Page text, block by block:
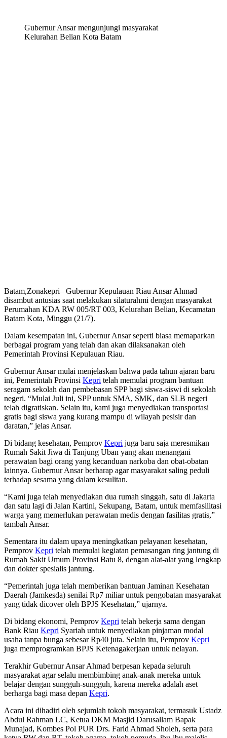
Gubernur Ansar mengunjungi masyarakat
Kelurahan Belian Kota Batam
Batam,Zonakepri– Gubernur Kepulauan Riau Ansar Ahmad
disambut antusias saat melakukan silaturahmi dengan masyarakat
Perumahan KDA RW 005/RT 003, Kelurahan Belian, Kecamatan
Batam Kota, Minggu (21/7).
Dalam kesempatan ini, Gubernur Ansar seperti biasa memaparkan
berbagai program yang telah dan akan dilaksanakan oleh
Pemerintah Provinsi Kepulauan Riau.
Gubernur Ansar mulai menjelaskan bahwa pada tahun ajaran baru
ini, Pemerintah Provinsi Kepri telah memulai program bantuan
seragam sekolah dan pembebasan SPP bagi siswa-siswi di sekolah
negeri. “Mulai Juli ini, SPP untuk SMA, SMK, dan SLB negeri
telah digratiskan. Selain itu, kami juga menyediakan transportasi
gratis bagi siswa yang kurang mampu di wilayah pesisir dan
daratan,” jelas Ansar.
Di bidang kesehatan, Pemprov Kepri juga baru saja meresmikan
Rumah Sakit Jiwa di Tanjung Uban yang akan menangani
perawatan bagi orang yang kecanduan narkoba dan obat-obatan
lainnya. Gubernur Ansar berharap agar masyarakat saling peduli
terhadap sesama yang dalam kesulitan.
“Kami juga telah menyediakan dua rumah singgah, satu di Jakarta
dan satu lagi di Jalan Kartini, Sekupang, Batam, untuk memfasilitasi
warga yang memerlukan perawatan medis dengan fasilitas gratis,”
tambah Ansar.
Sementara itu dalam upaya meningkatkan pelayanan kesehatan,
Pemprov Kepri telah memulai kegiatan pemasangan ring jantung di
Rumah Sakit Umum Provinsi Batu 8, dengan alat-alat yang lengkap
dan dokter spesialis jantung.
“Pemerintah juga telah memberikan bantuan Jaminan Kesehatan
Daerah (Jamkesda) senilai Rp7 miliar untuk pengobatan masyarakat
yang tidak dicover oleh BPJS Kesehatan,” ujarnya.
Di bidang ekonomi, Pemprov Kepri telah bekerja sama dengan
Bank Riau Kepri Syariah untuk menyediakan pinjaman modal
usaha tanpa bunga sebesar Rp40 juta. Selain itu, Pemprov Kepri
juga memprogramkan BPJS Ketenagakerjaan untuk nelayan.
Terakhir Gubernur Ansar Ahmad berpesan kepada seluruh
masyarakat agar selalu membimbing anak-anak mereka untuk
belajar dengan sungguh-sungguh, karena mereka adalah aset
berharga bagi masa depan Kepri.
Acara ini dihadiri oleh sejumlah tokoh masyarakat, termasuk Ustadz
Abdul Rahman LC, Ketua DKM Masjid Darusallam Bapak
Munajad, Kombes Pol PUR Drs. Farid Ahmad Sholeh, serta para